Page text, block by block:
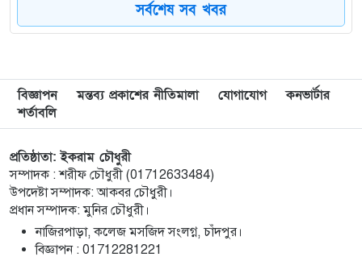
মতলব উত্তরে কালাম এন্টারপ্রাইজের মালিককে ২৫
হাজার টাকা জরিমানা
৮
মেরিল প্রথম আলো সমালোচক পুরস্কার ২০২৫ : সেরা
অভিনেতার চূড়ান্ত মনোনয়নে জায়গা করে নিলেন
৯
চাঁদপুরে জাতীয় বিজ্ঞান ও প্রযুক্তি সপ্তাহ উদযাপনের
লক্ষে প্রস্তুতিমূলক সভা
১০
বাংলা নববর্ষ আমাদের বাঙালি সংস্কৃতি ও ঐতিহ্যের
প্রাণের উৎসব : চাঁদপুর জেলা প্রশাসক
১১
সর্বশেষ সব খবর
বিজ্ঞাপন মন্তব্য প্রকাশের নীতিমালা যোগাযোগ
কনভার্টার
শর্তাবলি
প্রতিষ্ঠাতা: ইকরাম চৌধুরী
সম্পাদক : শরীফ চৌধুরী (01712633484)
উপদেষ্টা সম্পাদক: আকবর চৌধুরী।
প্রধান সম্পাদক: মুনির চৌধুরী।
নাজিরপাড়া, কলেজ মসজিদ সংলগ্ন, চাঁদপুর।
‎বিজ্ঞাপন : 01712281221